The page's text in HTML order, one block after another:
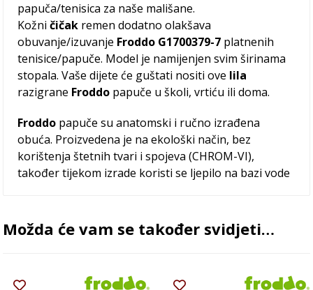
papuča/tenisica za naše mališane.
Kožničičak remen dodatno olakšava
obuvanje/izuvanje Froddo G1700379-7 platnenih
tenisice/papuče. Model je namijenjen svim širinama
stopala. Vaše dijete će guštati nositi ove lila
razigrane Froddo papuče u školi, vrtiću ili doma.
Froddo papuče su anatomski i ručno izrađena
obuća. Proizvedena je na ekološki način, bez
korištenja štetnih tvari i spojeva (CHROM-VI),
također tijekom izrade koristi se ljepilo na bazi vode
Možda će vam se također svidjeti…